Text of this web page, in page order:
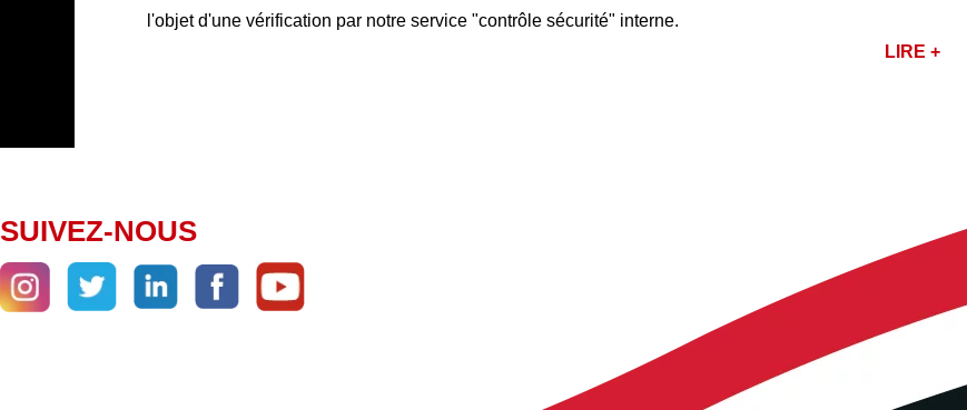
l'objet d'une vérification par notre service "contrôle sécurité" interne.
LIRE +
SUIVEZ-NOUS